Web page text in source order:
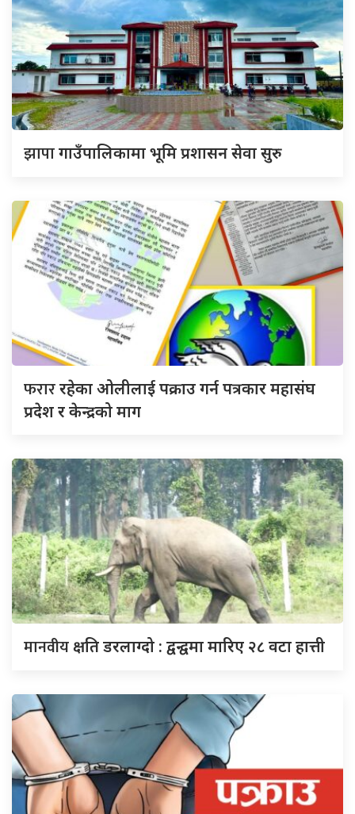
झापागाउँपालिकामा भूमि प्रशासन सेवा सुरु
फराररहेका ओलीलाई पक्राउ गर्न पत्रकार महासंघ
प्रदेश र केन्द्रको माग
मानवीय क्षति डरलाग्दो : द्वन्द्वमा मारिए २८ वटा हात्ती